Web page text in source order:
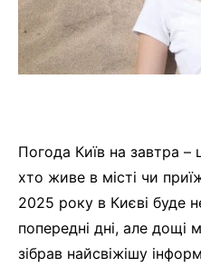
Погода Київ на завтра –
хто живе в місті чи
2025 року в Києві буде
попередні дні, але дощі
зібрав найсвіжішу